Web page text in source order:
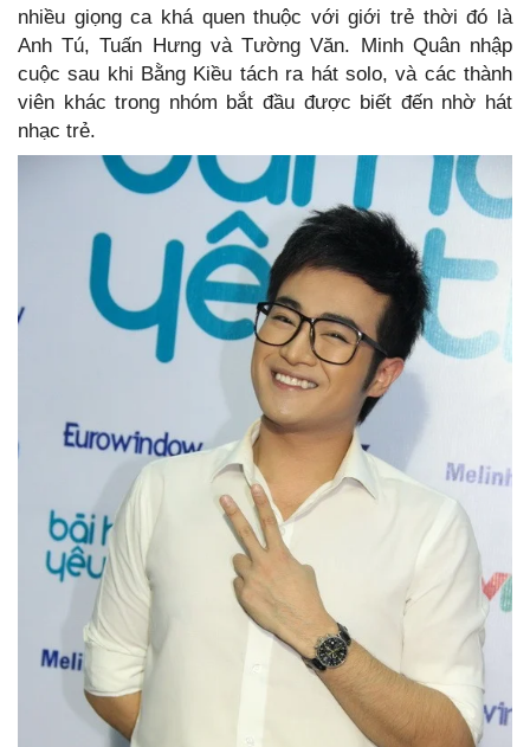
nhiều giọng ca khá quen thuộc với giới trẻ thời đó là
Anh Tú, Tuấn Hưng và Tường Văn. Minh Quân nhập
cuộc sau khi Bằng Kiều tách ra hát solo, và các thành
viên khác trong nhóm bắt đầu được biết đến nhờ hát
nhạc trẻ.